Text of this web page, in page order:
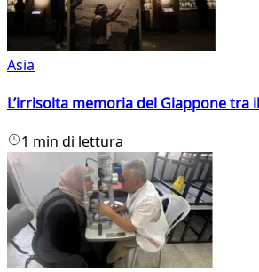
Asia
L’irrisolta memoria del Giappone
1 min di lettura